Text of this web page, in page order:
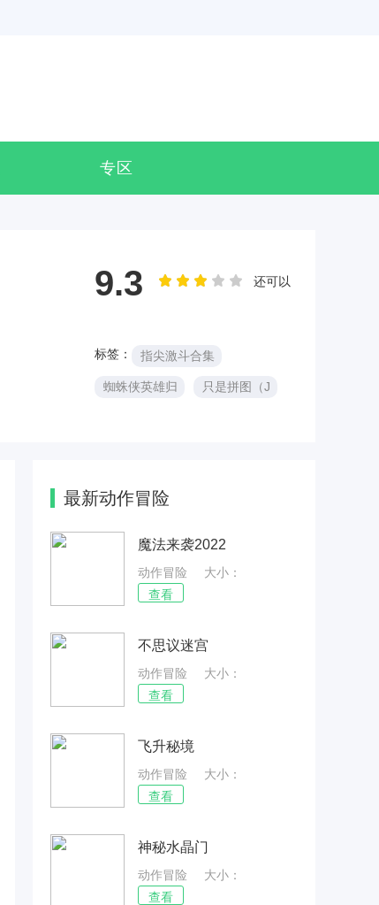
专区
还可以
9.3
标签： 指尖激斗合集
蜘蛛侠英雄归 只是拼图（J
最新动作冒险
魔法来袭2022
动作冒险
大小：
72.27MB
查看
不思议迷宫
动作冒险
大小：
71.22MB
查看
飞升秘境
动作冒险
大小：
42.16MB
查看
神秘水晶门
动作冒险
大小：
20.74MB
查看